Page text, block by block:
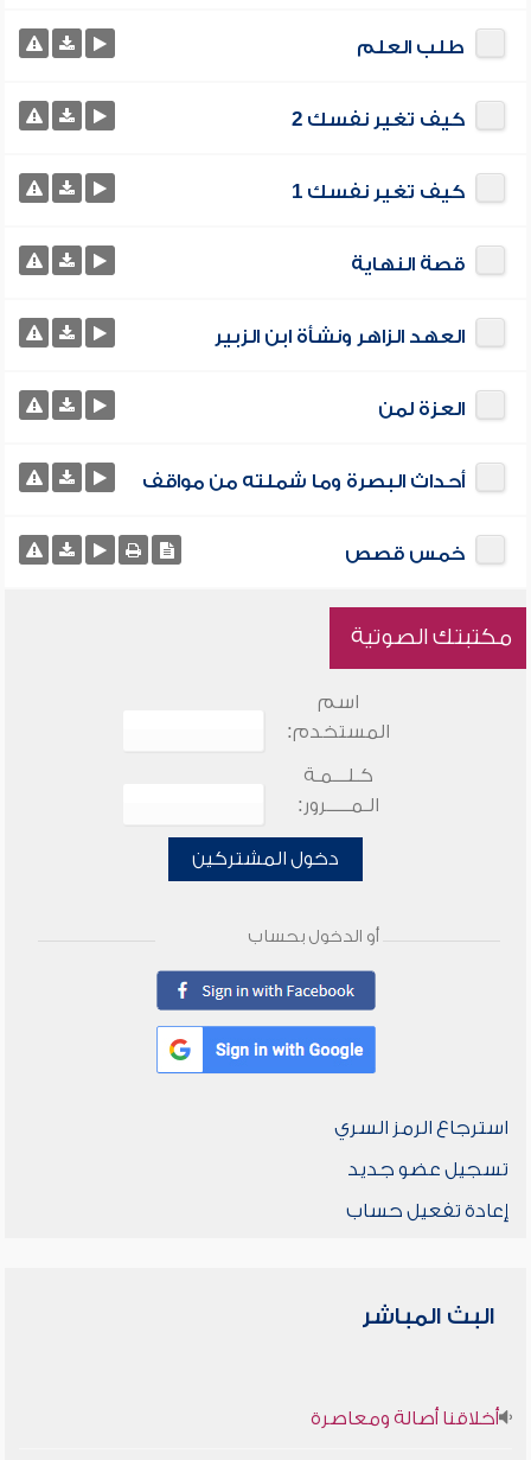
طلب العلم
كيف تغير نفسك 2
كيف تغير نفسك 1
قصة النهاية
العهد الزاهر ونشأة ابن الزبير
العزة لمن
أحداث البصرة وما شملته من مواقف
خمس قصص
مكتبتك الصوتية
اسم
المستخدم:
كـلـــمـة
الـمـــــرور:
دخول المشتركين
أو الدخول بحساب
استرجاع الرمز السري
تسجيل عضو جديد
إعادة تفعيل حساب
البث المباشر
أخلاقنا أصالة ومعاصرة